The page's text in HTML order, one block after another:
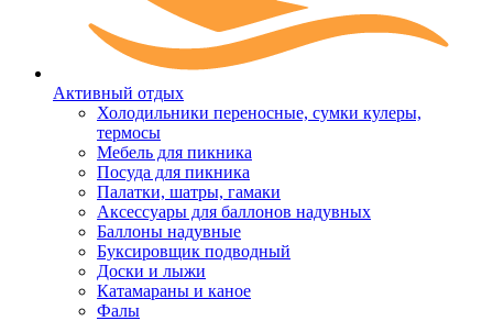
Активный отдых
Холодильники переносные, сумки кулеры,
термосы
Мебель для пикника
Посуда для пикника
Палатки, шатры, гамаки
Аксессуары для баллонов надувных
Баллоны надувные
Буксировщик подводный
Доски и лыжи
Катамараны и каное
Фалы